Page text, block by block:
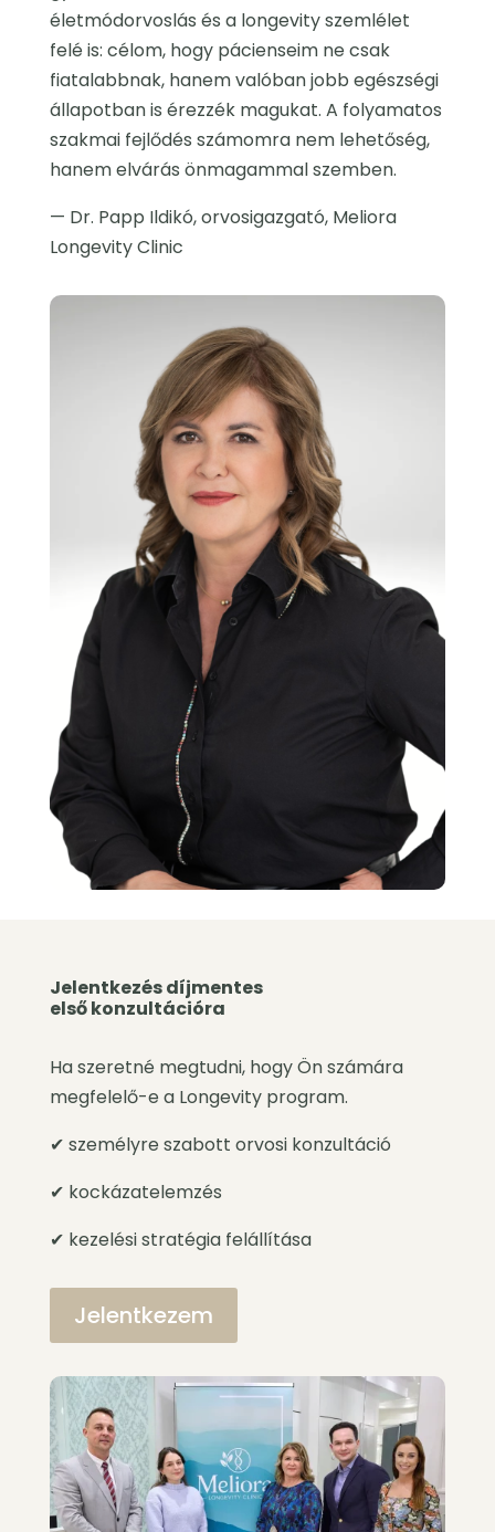
életmódorvoslás és a longevity szemlélet
felé is: célom, hogy pácienseim ne csak
fiatalabbnak, hanem valóban jobb egészségi
állapotban is érezzék magukat. A folyamatos
szakmai fejlődés számomra nem lehetőség,
hanem elvárás önmagammal szemben.
— Dr. Papp Ildikó, orvosigazgató, Meliora
Longevity Clinic
Jelentkezés díjmentes
első konzultációra
Ha szeretné megtudni, hogy Ön számára
megfelelő-e a Longevity program.
✔ személyre szabott orvosi konzultáció
✔ kockázatelemzés
✔ kezelési stratégia felállítása
Jelentkezem